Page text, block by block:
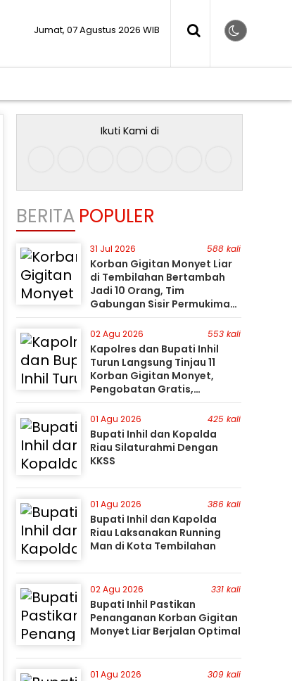
Jumat, 07 Agustus 2026 WIB
Ikuti Kami di
BERITA POPULER
31 Jul 2026 588 kali
Korban Gigitan Monyet Liar
di Tembilahan Bertambah
Jadi 10 Orang, Tim
Gabungan Sisir Permukiman
Gunakan Perahu Karet
02 Agu 2026 553 kali
Kapolres dan Bupati Inhil
Turun Langsung Tinjau 11
Korban Gigitan Monyet,
Pengobatan Gratis,
Perburuan Terus Berlanjut
01 Agu 2026 425 kali
Bupati Inhil dan Kopalda
Riau Silaturahmi Dengan
KKSS
01 Agu 2026 386 kali
Bupati Inhil dan Kapolda
Riau Laksanakan Running
Man di Kota Tembilahan
02 Agu 2026 331 kali
Bupati Inhil Pastikan
Penanganan Korban Gigitan
Monyet Liar Berjalan Optimal
01 Agu 2026 309 kali